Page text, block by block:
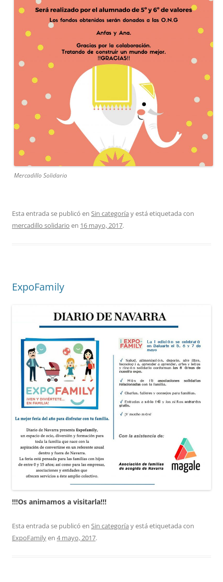
Mercadillo Solidario
Esta entrada se publicó en Sin categoría y está etiquetada con
mercadillo solidario en 16 mayo, 2017.
ExpoFamily
!!!Os animamos a visitarla!!!
Esta entrada se publicó en Sin categoría y está etiquetada con
ExpoFamilyen 4 mayo, 2017.